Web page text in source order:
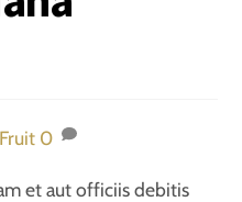
Fruit 0
et aut officiis debitis